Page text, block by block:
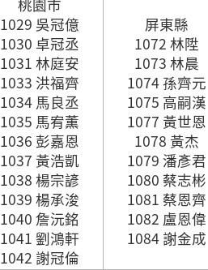
桃園市
1029 吳冠億
1030 卓冠丞
1031 林庭安
1033 洪福齊
1034 馬良丞
1035 馬宥薫
1036 彭嘉恩
1037 黃浩凱
1038 楊宗諺
1039 楊承浚
1040 詹沅銘
1041 劉鴻軒
1042 謝冠倫
屏東縣
1072 林陞
1073 林晨
1074 孫齊元
1075 高嗣漢
1077 黃世恩
1078 黃杰
1079 潘彥君
1080 蔡志彬
1081 蔡恩齊
1082 盧恩偉
1084 謝金成